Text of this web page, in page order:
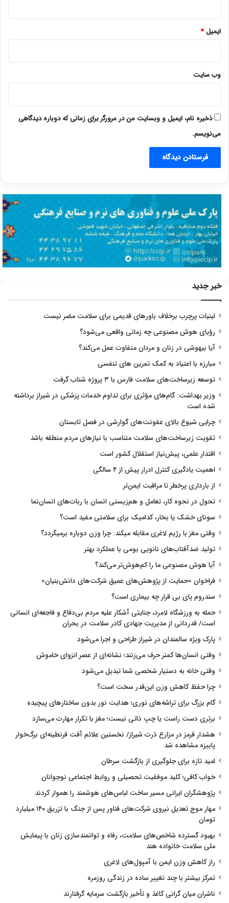
ایمیل*
وب‌ سایت
ذخیره نام، ایمیل و وبسایت من در مرورگر برای زمانی که دوباره دیدگاهی
می‌نویسم.
خبر جدید
لبنیات پرچرب برخلاف باورهای قدیمی برای سلامت مضر نیست
رؤیای هوش مصنوعی چه زمانی واقعی می‌شود؟
آیا بیهوشی در زنان و مردان متفاوت عمل می‌کند؟
مبارزه با اعتیاد به کمک تمرین های تنفسی
توسعه زیرساخت‌های سلامت فارس با ۳ پروژه شتاب گرفت
وزیر بهداشت: گام‌های مؤثری برای تداوم خدمات پزشکی در شیراز برداشته
شده است
چرایی شیوع بالای عفونت‌های گوارشی در فصل تابستان
تقویت زیرساخت‌های سلامت متناسب با نیازهای مردم منطقه باشد
اقتدار علمی، پیش‌نیاز استقلال کشور است
اهمیت یادگیری کنترل ادرار پیش از ۴ سالگی
از بارداری پرخطر تا مراقبت ایمن‌تر
تحول در نحوه کار، تعامل و هم‌زیستی انسان با ربات‌های انسان‌نما
سونای خشک یا بخار، کدامیک برای سلامتی مفید است؟
وقتی مغز با رژیم لاغری مقابله میکند: چرا وزن دوباره برمیگردد؟
تولید ضدآفتاب‌های نانویی بومی با عملکرد بهتر
آیا هوش مصنوعی ما را کم‌هوش‌تر می‌کند؟
فراخوان «حمایت از پژوهش‌های عمیق شرکت‌های دانش‌بنیان»
سندروم پای بی قرار چه بیماری است؟
حمله به ورزشگاه لامرد، جنایتی آشکار علیه مردم بی‌دفاع و فاجعه‌ای انسانی
است/ قدردانی از مدیریت جهادی کادر سلامت در بحران
پارک ویژه سالمندان در شیراز طراحی و اجرا می‌شود
وقتی انسان‌ها کمتر حرف می‌زنند؛ نشانه‌ای از عصر انزوای خاموش
وقتی خانه به دستیار شخصی شما تبدیل می‌شود
چرا حفظ کاهش وزن این‌قدر سخت است؟
گام بزرگ برای تراشه‌های نوری؛ هدایت نور بدون ساختارهای پیچیده
برتری دست راست یا چپ ذاتی نیست؛ مغز با تکرار مهارت می‌سازد
هشدار قرمز در مزارع ذرت شیراز/ نخستین علائم آفت قرنطینه‌ای برگ‌خوار
پاییزه مشاهده شد
امید تازه برای جلوگیری از بازگشت سرطان
خواب کافی؛ کلید موفقیت تحصیلی و روابط اجتماعی نوجوانان
پژوهشگران ایرانی مسیر ساخت لباس‌های هوشمند را هموار کردند
مهار موج تعدیل نیروی شرکت‌های فناور پس از جنگ با تزریق ۱۴۰ میلیارد
تومان
بهبود گسترده شاخص‌های سلامت، رفاه و توانمندسازی زنان با پیمایش
ملی سلامت خانواده هند
راز کاهش وزن ایمن با آمپول‌های لاغری
تمرکز بیشتر با چند تغییر ساده در زندگی روزمره
ناشران میان گرانی کاغذ و تأخیر بازگشت سرمایه گرفتارند